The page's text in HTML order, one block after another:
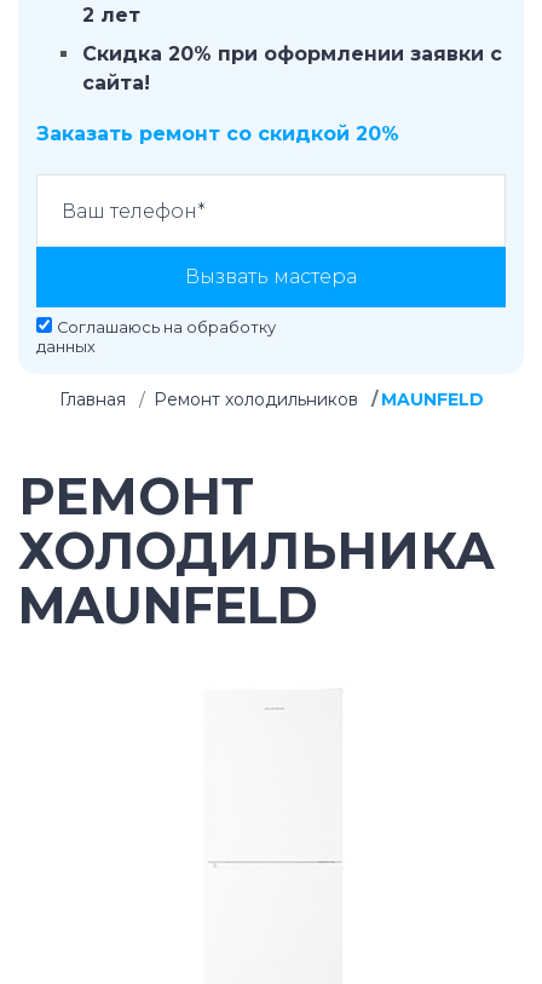
2 лет
Скидка 20% при оформлении заявки с
сайта!
Заказать ремонт со скидкой 20%
Вызвать мастера
Соглашаюсь на обработку
данных
Главная Ремонт холодильников MAUNFELD
РЕМОНТ
ХОЛОДИЛЬНИКА
MAUNFELD